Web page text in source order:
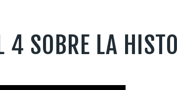
4 SOBRE LA